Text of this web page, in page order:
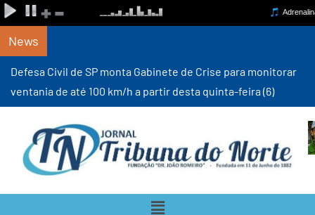
News
Defesa Civil de SP monta Gabinete de Crise para monitorar
ventania de até 100 km/h a partir desta quinta-feira (6)